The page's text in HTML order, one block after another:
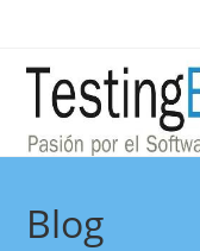
Blog